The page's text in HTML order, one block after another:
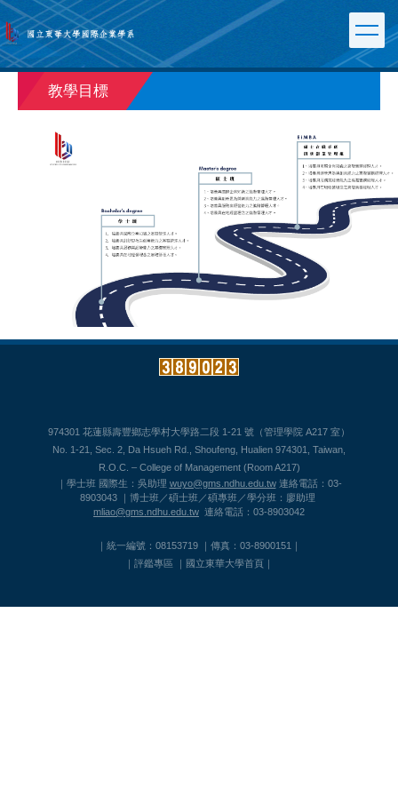
跳
到
主
要
教學目標
974301 花蓮縣壽豐鄉志學村大學路二段 1-21 號（管理學院 A217 室）
No. 1-21, Sec. 2, Da Hsueh Rd., Shoufeng, Hualien 974301, Taiwan,
R.O.C. – College of Management (Room A217)
｜學士班 國際生：吳助理 wuyo@gms.ndhu.edu.tw連絡電話：03-
8903043 ｜博士班／碩士班／碩專班／學分班：廖助理
mliao@gms.ndhu.edu.tw 連絡電話：03-8903042
｜統一編號：08153719 ｜傳真：03-8900151｜
｜ 評鑑專區 ｜ 國立東華大學首頁 ｜